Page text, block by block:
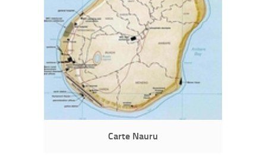
Carte Nauru